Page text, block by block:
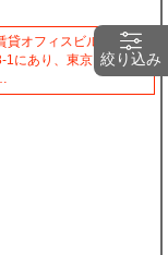
貸オフィスビルが、メ
1にあり、東京メトロ半
絞り込み